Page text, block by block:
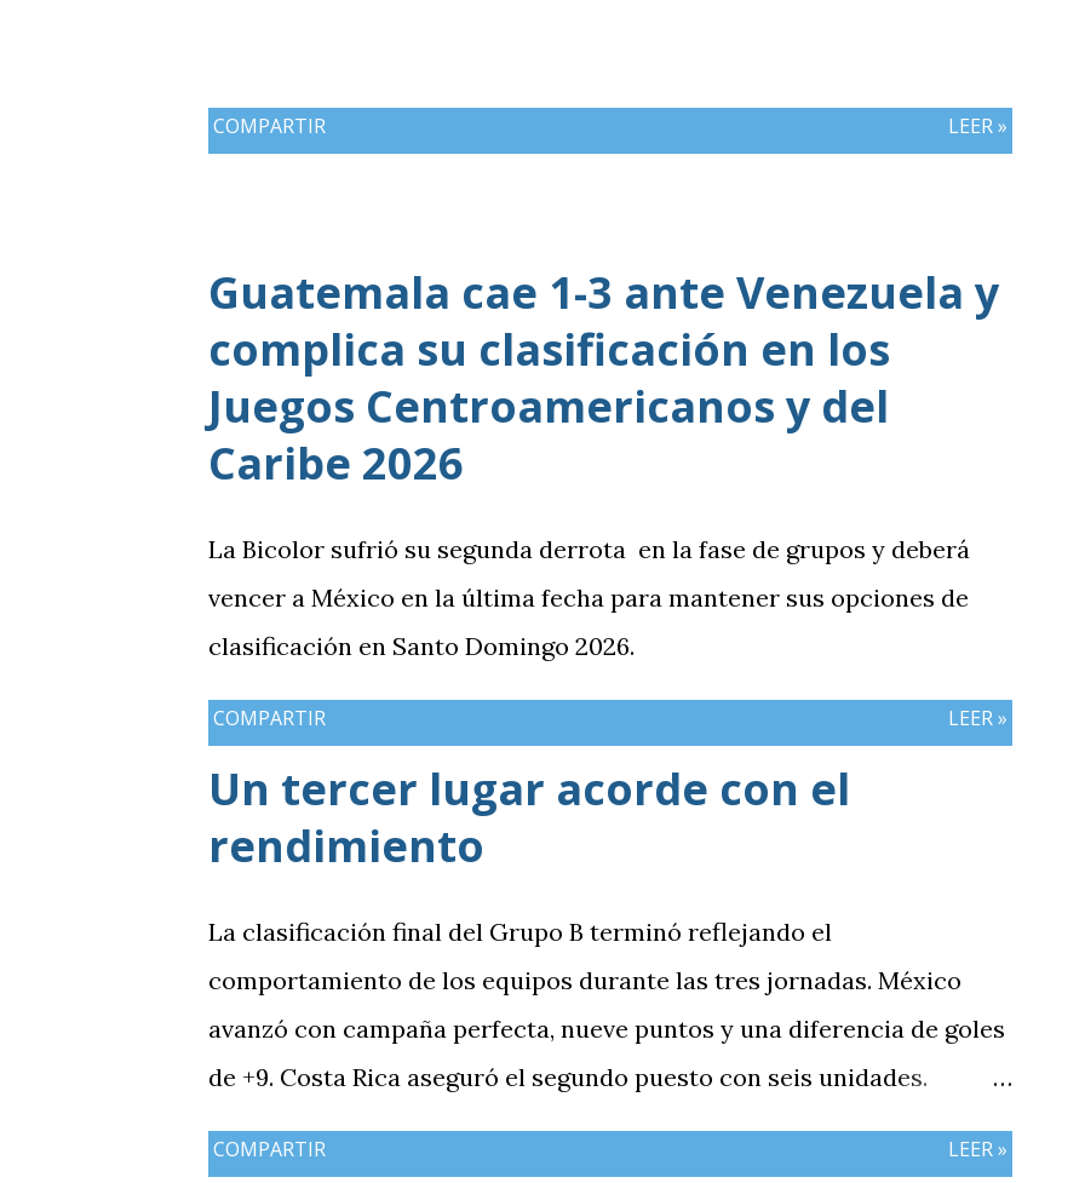
COMPARTIR LEER »
Guatemala cae 1-3 ante Venezuela y
complica su clasificación en los
Juegos Centroamericanos y del
Caribe 2026
La Bicolor sufrió su segunda derrota en la fase de grupos y deberá
vencer a México en la última fecha para mantener sus opciones de
clasificación en Santo Domingo 2026.
COMPARTIR LEER »
Un tercer lugar acorde con el
rendimiento
La clasificación final del Grupo B terminó reflejando el
comportamiento de los equipos durante las tres jornadas. México
avanzó con campaña perfecta, nueve puntos y una diferencia de goles
de +9. Costa Rica aseguró el segundo puesto con seis unidades.
Guatemala finalizó tercera con tres puntos y diferencia de -1,
mientras Antigua y Barbuda cerró sin sumar. ¿Por qué Guatemala
COMPARTIR LEER »